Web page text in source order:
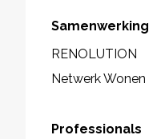
Samenwerking
RENOLUTION
Netwerk Wonen
Professionals